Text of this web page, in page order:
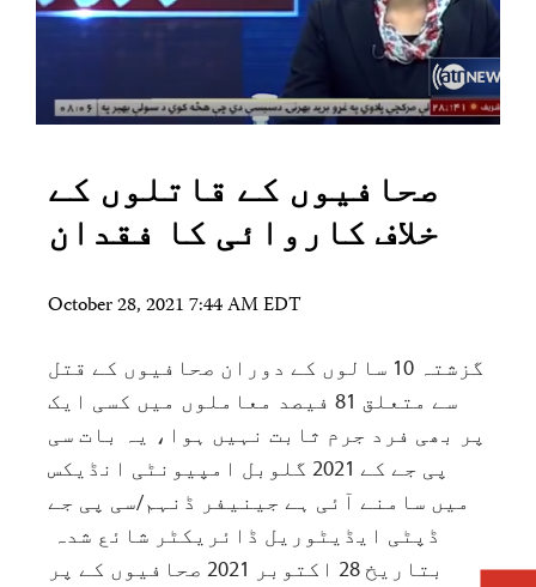
صحافیوں کے قاتلوں کے
خلاف کاروائی کا فقدان
October 28, 2021 7:44 AM EDT
گزشتہ 10 سالوں کے دوران صحافیوں کے قتل
سے متعلق 81 فیصد معاملوں میں کسی ایک
پر بھی فرد جرم ثابت نہیں ہوا، یہ بات سی
پی جے کے 2021 گلوبل امپیونٹی انڈیکس
میں سامنے آئی ہے جینیفر ڈنہم/سی پی جے
ڈپٹی ایڈیٹوریل ڈائریکٹر شائع شدہ
بتاریخ 28 اکتوبر 2021 صحافیوں کے پر